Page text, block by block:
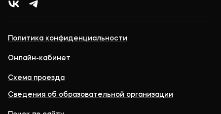
Политика конфиденциальности
Онлайн-кабинет
Схема проезда
Сведения об образовательной организации